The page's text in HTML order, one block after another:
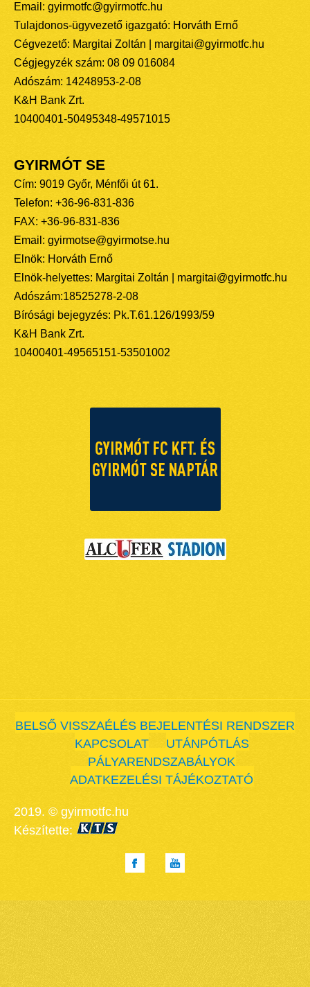
Email: gyirmotfc@gyirmotfc.hu
Tulajdonos-ügyvezető igazgató: Horváth Ernő
Cégvezető: Margitai Zoltán | margitai@gyirmotfc.hu
Cégjegyzék szám: 08 09 016084
Adószám: 14248953-2-08
K&H Bank Zrt.
10400401-50495348-49571015
GYIRMÓT SE
Cím: 9019 Győr, Ménfői út 61.
Telefon: +36-96-831-836
FAX: +36-96-831-836
Email: gyirmotse@gyirmotse.hu
Elnök: Horváth Ernő
Elnök-helyettes: Margitai Zoltán | margitai@gyirmotfc.hu
Adószám:18525278-2-08
Bírósági bejegyzés: Pk.T.61.126/1993/59
K&H Bank Zrt.
10400401-49565151-53501002
BELSŐ VISSZAÉLÉS BEJELENTÉSI RENDSZER
KAPCSOLAT
UTÁNPÓTLÁS
PÁLYARENDSZABÁLYOK
ADATKEZELÉSI TÁJÉKOZTATÓ
2019. © gyirmotfc.hu
Készítette: